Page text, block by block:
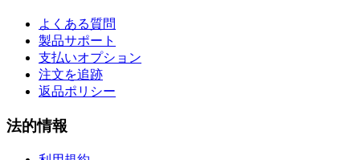
よくある質問
製品サポート
支払いオプション
注文を追跡
返品ポリシー
法的情報